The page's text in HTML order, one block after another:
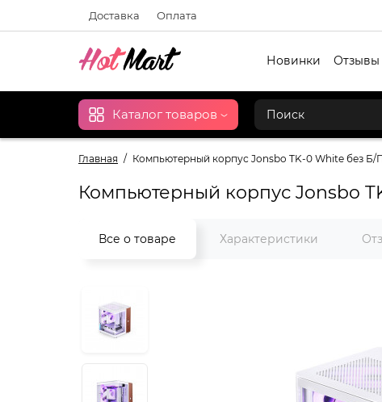
Доставка Оплата
Новинки Отзывы
Каталог товаров
Главная Компьютерный корпус Jonsbo TK-0 White без Б/
Компьютерный корпус Jonsbo
Все о товаре Характеристики